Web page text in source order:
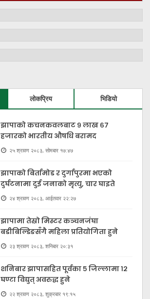
लोकप्रिय भिडियो
झापाको कचनकवलबाट ९ लाख ६७
हजारको भारतीय औषधि बरामद
२५ श्रावण २०८३, सोमबार १७:४७
झापाको बिर्तामोड र दुर्गापुरमा भएको
दुर्घटनामा दुई जनाको मृत्यु, चार घाइते
२४ श्रावण २०८३, आईतवार २२:२७
झापामा तेस्रो मिस्टर कञ्चनजंघा
बडीबिल्डिङसँगै महिला प्रतियोगिता हुने
२३ श्रावण २०८३, शनिबार २०:३१
शनिबार झापासहित पूर्वका ५ जिल्लामा १२
घण्टा विद्युत् अवरुद्ध हुने
२२ श्रावण २०८३, शुक्रबार १९:१५